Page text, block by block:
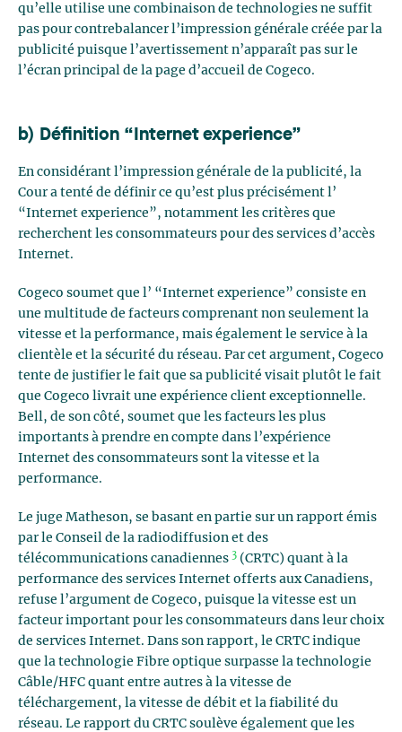
qu’elle utilise une combinaison de technologies ne suffit
pas pour contrebalancer l’impression générale créée par la
publicité puisque l’avertissement n’apparaît pas sur le
l’écran principal de la page d’accueil de Cogeco.
b) Définition “Internet experience”
En considérant l’impression générale de la publicité, la
Cour a tenté de définir ce qu’est plus précisément l’
“Internet experience”, notamment les critères que
recherchent les consommateurs pour des services d’accès
Internet.
Cogeco soumet que l’ “Internet experience” consiste en
une multitude de facteurs comprenant non seulement la
vitesse et la performance, mais également le service à la
clientèle et la sécurité du réseau. Par cet argument, Cogeco
tente de justifier le fait que sa publicité visait plutôt le fait
que Cogeco livrait une expérience client exceptionnelle.
Bell, de son côté, soumet que les facteurs les plus
importants à prendre en compte dans l’expérience
Internet des consommateurs sont la vitesse et la
performance.
Le juge Matheson, se basant en partie sur un rapport émis
par le Conseil de la radiodiffusion et des
télécommunications canadiennes 3 (CRTC) quant à la
performance des services Internet offerts aux Canadiens,
refuse l’argument de Cogeco, puisque la vitesse est un
facteur important pour les consommateurs dans leur choix
de services Internet. Dans son rapport, le CRTC indique
que la technologie Fibre optique surpasse la technologie
Câble/HFC quant entre autres à la vitesse de
téléchargement, la vitesse de débit et la fiabilité du
réseau. Le rapport du CRTC soulève également que les